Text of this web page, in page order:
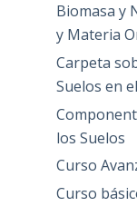
Biomasa y
y Materia
Carpeta
Suelos en
los Suelos
Curso
Curso